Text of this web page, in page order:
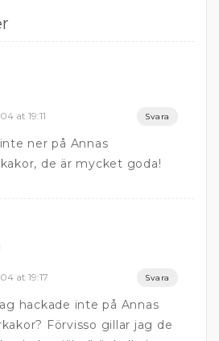
at 19:11 Svara
ner på Annas
de är mycket goda!
at 19:17 Svara
hackade inte på Annas
Förvisso gillar jag de